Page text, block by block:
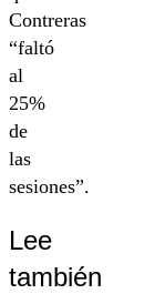
Contreras
“faltó
al
25%
de
las
sesiones”.
Lee
también